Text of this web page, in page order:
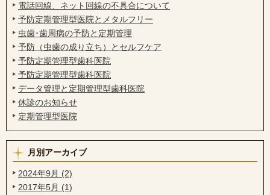
電話回線、ネット回線の不具合について
予防定期管理型医院とメタルフリー
虫歯･歯周病の予防と定期管理
予防（虫歯の成り立ち）とセルフケア
予防定期管理型歯科医院
予防定期管理型歯科医院
データ管理と定期管理型歯科医院
休診のお知らせ
定期管理型医院
月別アーカイブ
2024年9月 (2)
2017年5月 (1)